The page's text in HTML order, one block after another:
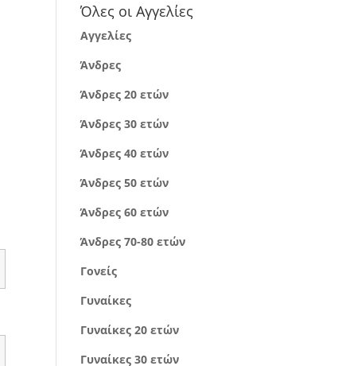
Όλες οι Αγγελίες
Αγγελίες
Άνδρες
Άνδρες 20 ετών
Άνδρες 30 ετών
Άνδρες 40 ετών
Άνδρες 50 ετών
Άνδρες 60 ετών
Άνδρες 70-80 ετών
Γονείς
Γυναίκες
Γυναίκες 20 ετών
Γυναίκες 30 ετών